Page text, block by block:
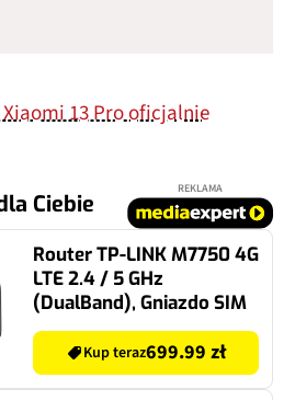
13 Pro oficjalnie
Ciebie
REKLAMA
Router TP-LINK M7750 4G
LTE 2.4 / 5 GHz
(DualBand), Gniazdo SIM
Kup teraz699.99 zł